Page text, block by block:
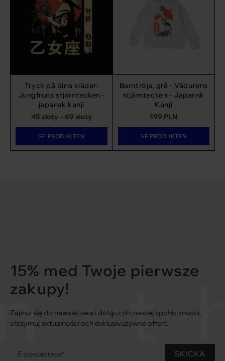
Tryck på dina kläder:
Jungfruns stjärntecken -
japansk kanji
45 zloty– 69 zlotyPrisintervall:
45 zł
69 zł
SE PRODUKTEN
Barntröja, grå - Vädurens
stjärntecken - Japansk
Kanji
199 PLN
SE PRODUKTEN
15% med Twoje pierwsze
zakupy!
Zapisz się do newslettera i dołącz do naszej społeczności,
otrzymuj aktualności och exklusivuzywne offert.
E-postadress*